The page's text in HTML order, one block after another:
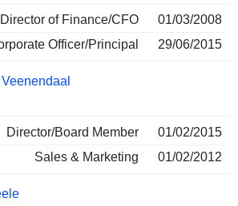
Director of Finance/CFO
01/03/2008
Officer/Principal
29/06/2015
Director/Board Member
01/02/2015
Sales & Marketing
01/02/2012